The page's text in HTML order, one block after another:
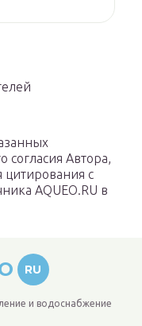
согласия Автора,
цитирования с
AQUEO.RU в
RU
и водоснабжение